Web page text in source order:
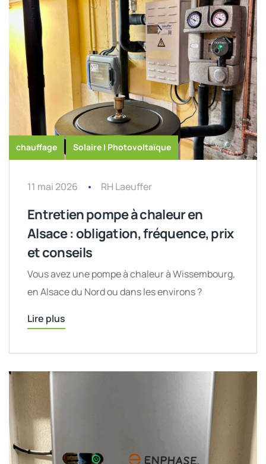
chauffage Solaire | Photovoltaïque
11 mai 2026 RH Laeuffer
Entretien pompe à chaleur en
Alsace : obligation, fréquence, prix
et conseils
Vous avez une pompe à chaleur à Wissembourg,
en Alsace du Nord ou dans les environs ?
Lire plus